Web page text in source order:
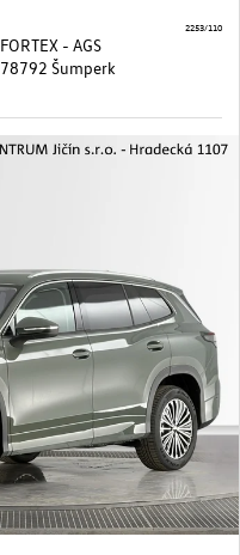
FORTEX - AGS
78792 Šumperk
2253/110